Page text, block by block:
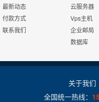
版本:2000/2005/
2008/2012
MySQL
Urlrewrite
QQ全球免费电话
24x7x365
24x7x365
最新动态
付款方式
联系我们
云服务器
Vps主机
企业邮局
数据库
关于我们
全国统一热线：